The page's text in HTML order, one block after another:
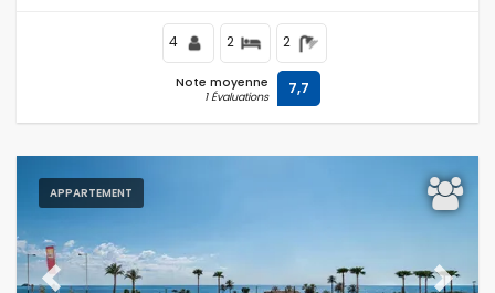
4 2 2
Note moyenne
1 Évaluations 7,7
APPARTEMENT
Previous Next